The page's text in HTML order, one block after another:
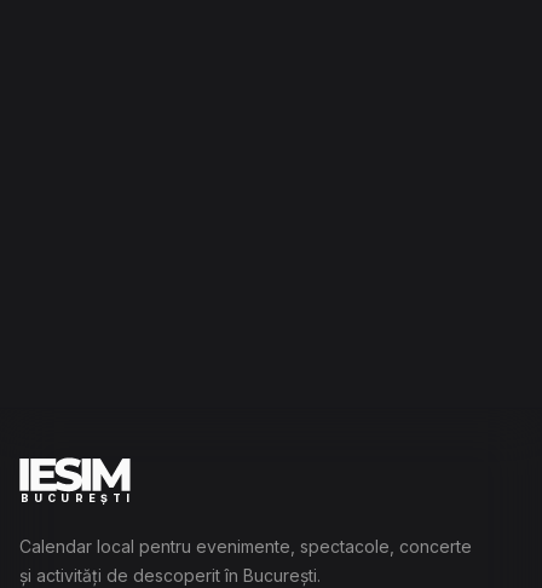
BUCUREȘTI
Calendar local pentru evenimente, spectacole, concerte
și activități de descoperit în București.